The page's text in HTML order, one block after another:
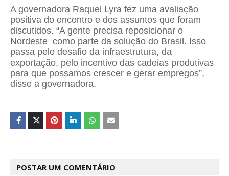
A governadora Raquel Lyra fez uma avaliação
positiva do encontro e dos assuntos que foram
discutidos. “A gente precisa reposicionar o
Nordeste como parte da solução do Brasil. Isso
passa pelo desafio da infraestrutura, da
exportação, pelo incentivo das cadeias produtivas
para que possamos crescer e gerar empregos”,
disse a governadora.
POSTAR UM COMENTÁRIO